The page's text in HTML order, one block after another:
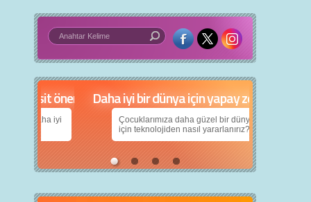
5 basit öneri
daha iyi
Daha iyi bir dünya için yapay zekâ
Çocuklarımıza daha güzel bir dünya bırakabilmek
için teknolojiden nasıl yararlanırız?